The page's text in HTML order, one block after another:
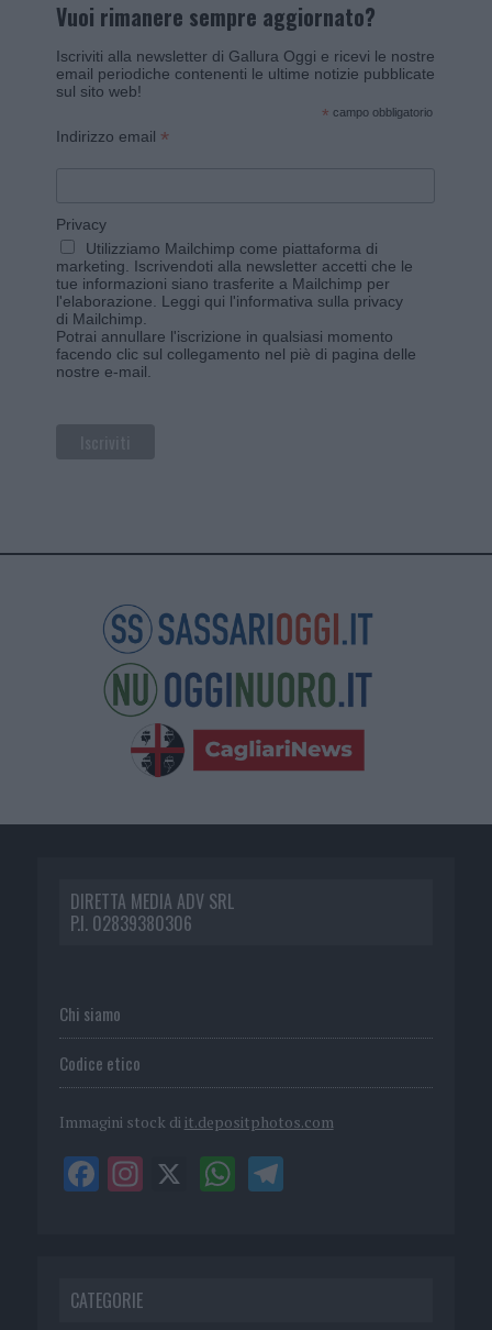
Vuoi rimanere sempre aggiornato?
Iscriviti alla newsletter di Gallura Oggi e ricevi le nostre
email periodiche contenenti le ultime notizie pubblicate
sul sito web!
* campo obbligatorio
Indirizzo email *
Privacy
Utilizziamo Mailchimp come piattaforma di
marketing. Iscrivendoti alla newsletter accetti che le
tue informazioni siano trasferite a Mailchimp per
l'elaborazione. Leggi qui l'informativa sulla privacy
di Mailchimp
Potrai annullare l'iscrizione in qualsiasi momento
facendo clic sul collegamento nel piè di pagina delle
nostre e-mail.
DIRETTA MEDIA ADV SRL
P.I. 02839380306
Chi siamo
Codice etico
Immagini stock di it.depositphotos.com
CATEGORIE